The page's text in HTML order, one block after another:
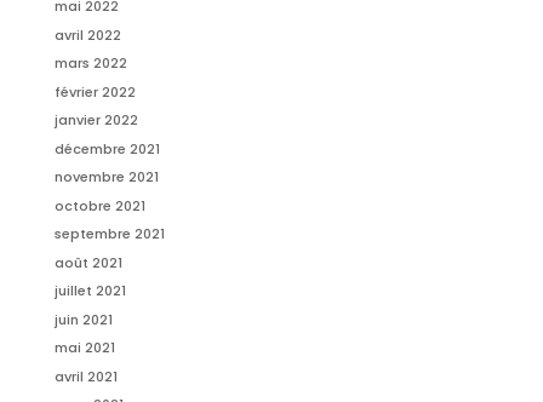
mai 2022
avril 2022
mars 2022
février 2022
janvier 2022
décembre 2021
novembre 2021
octobre 2021
septembre 2021
août 2021
juillet 2021
juin 2021
mai 2021
avril 2021